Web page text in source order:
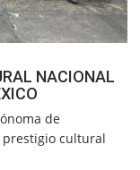
NACIONAL
de
prestigio cultural